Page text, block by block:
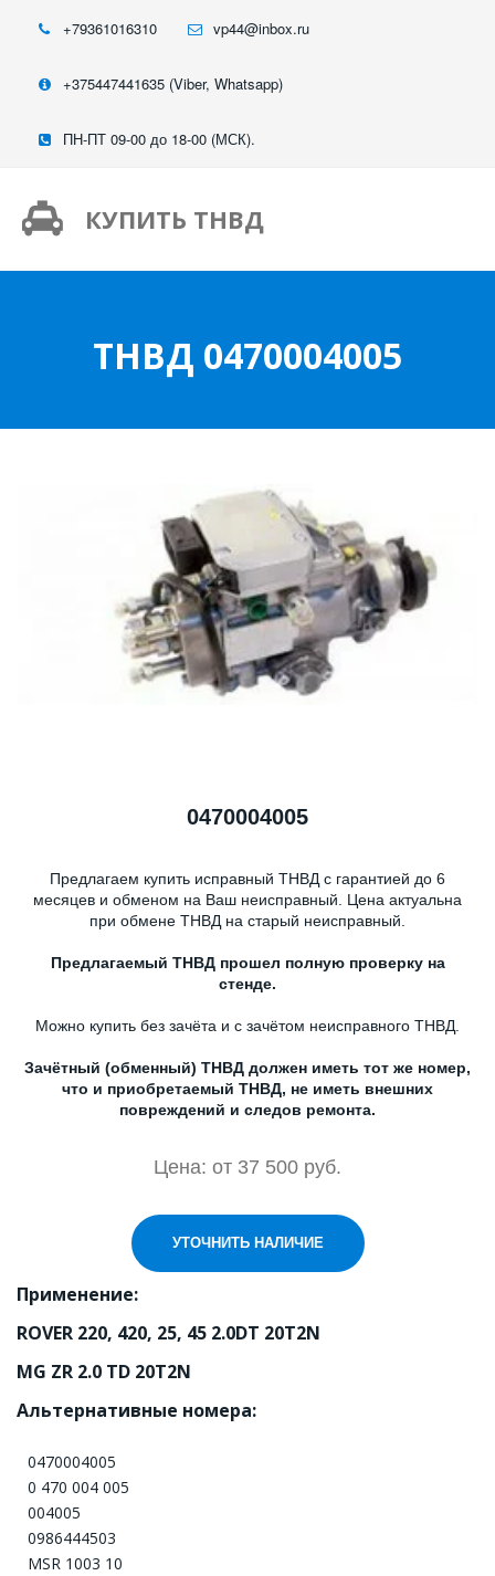
+79361016310 vp44@inbox.ru
+375447441635 (Viber, Whatsapp)
ПН-ПТ 09-00 до 18-00 (МСК).
КУПИТЬ ТНВД
ТНВД 0470004005
0470004005
Предлагаем купить исправный ТНВД с гарантией до 6
месяцев и обменом на Ваш неисправный. Цена актуальна
при обмене ТНВД на старый неисправный.
Предлагаемый ТНВД прошел полную проверку на
стенде.
Можно купить без зачёта и с зачётом неисправного ТНВД.
Зачётный (обменный) ТНВД должен иметь тот же номер,
что и приобретаемый ТНВД, не иметь внешних
повреждений и следов ремонта.
Цена: от 37 500 руб.
УТОЧНИТЬ НАЛИЧИЕ
Применение:
ROVER 220, 420, 25, 45 2.0DT 20T2N
MG ZR 2.0 TD 20T2N
Альтернативные номера:
0470004005
0 470 004 005
004005
0986444503
MSR 1003 10